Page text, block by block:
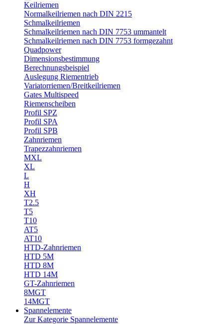
Keilriemen
Normalkeilriemen nach DIN 2215
Schmalkeilriemen
Schmalkeilriemen nach DIN 7753 ummantelt
Schmalkeilriemen nach DIN 7753 formgezahnt
Quadpower
Dimensionsbestimmung
Berechnungsbeispiel
Auslegung Riementrieb
Variatorriemen/Breitkeilriemen
Gates Multispeed
Riemenscheiben
Profil SPZ
Profil SPA
Profil SPB
Zahnriemen
Trapezzahnriemen
MXL
XL
L
H
XH
T2.5
T5
T10
AT5
AT10
HTD-Zahnriemen
HTD 5M
HTD 8M
HTD 14M
GT-Zahnriemen
8MGT
14MGT
Spannelemente
Zur Kategorie Spannelemente